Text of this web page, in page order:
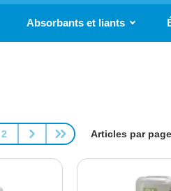
Absorbants et liants
Page
2 Articles par